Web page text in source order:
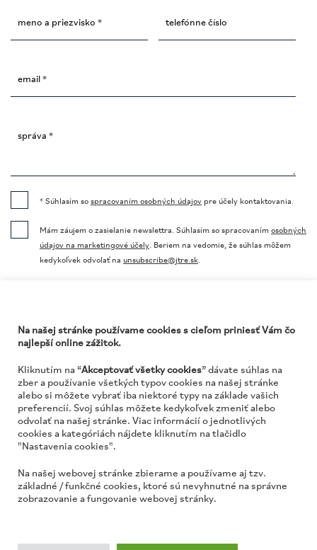
meno a priezvisko * telefónne číslo
email *
správa *
* Súhlasím so spracovaním osobných údajov pre účely kontaktovania.
Mám záujem o zasielanie newslettra. Súhlasím so spracovaním osobných
údajov na marketingové účely. Beriem na vedomie, že súhlas môžem
kedykoľvek odvolať na unsubscribe@jtre.sk.
JTRE a. s., RIVER PARK, Dvořákovo nábrežie 10
www.jtre.sk
Na našej stránke používame cookies s cieľom priniesť Vám čo
najlepší online zážitok.
Kliknutím na “Akceptovať všetky cookies” dávate súhlas na
zber a používanie všetkých typov cookies na našej stránke
alebo si môžete vybrať iba niektoré typy na základe vašich
preferencií. Svoj súhlas môžete kedykoľvek zmeniť alebo
odvolať na našej stránke. Viac informácií o jednotlivých
cookies a kategóriách nájdete kliknutím na tlačidlo
"Nastavenia cookies".
Na našej webovej stránke zbierame a používame aj tzv.
základné / funkčné cookies, ktoré sú nevyhnutné na správne
zobrazovanie a fungovanie webovej stránky.